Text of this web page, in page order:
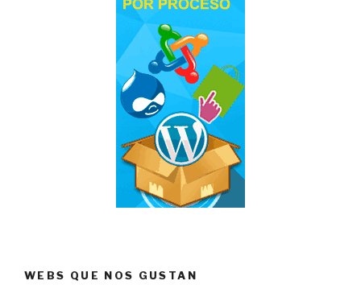
WEBS QUE NOS GUSTAN